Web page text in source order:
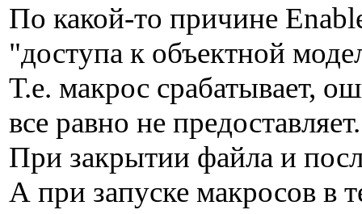
По какой-то причине
"доступа к объектной
Т.е. макрос срабатывает,
все равно не
При закрытии файла и
А при запуске макросов в